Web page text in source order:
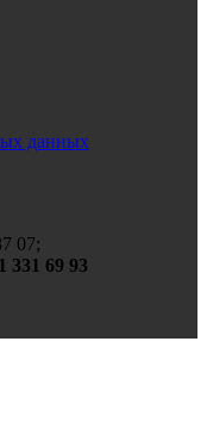
данных
07;
331 69 93